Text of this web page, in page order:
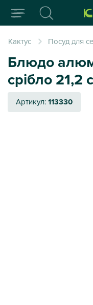
Кактус Посуд для
Блюдо
срібло 21,2
Артикул:113330